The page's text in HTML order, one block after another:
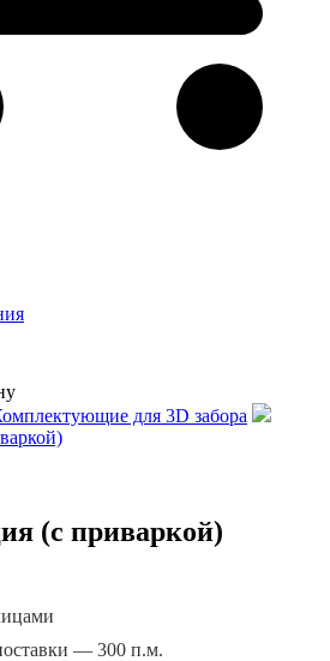
для 3D забора
(с приваркой)
— 300 п.м.